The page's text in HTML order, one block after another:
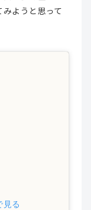
ようと思って
る